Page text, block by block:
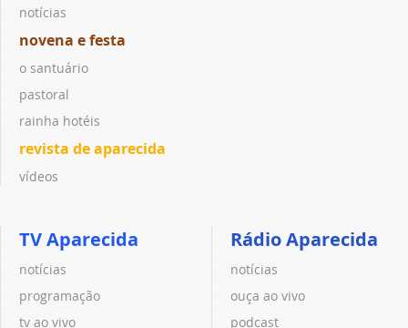
notícias
novena e festa
o santuário
pastoral
rainha hotéis
revista de aparecida
vídeos
TV Aparecida
notícias
programação
tv ao vivo
Rádio Aparecida
notícias
ouça ao vivo
podcast